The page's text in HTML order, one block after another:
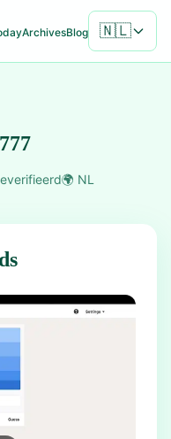
ArchivesBlog 🇳🇱
🌍 NL